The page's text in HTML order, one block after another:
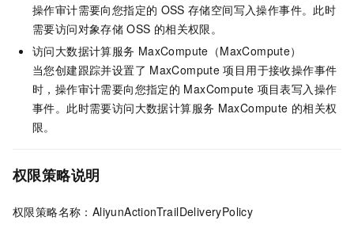
操作审计需要向您指定的 OSS 存储空间写入操作事件。此时
需要访问对象存储 OSS 的相关权限。
访问大数据计算服务 MaxCompute（MaxCompute）
当您创建跟踪并设置了 MaxCompute 项目用于接收操作事件
时，操作审计需要向您指定的 MaxCompute 项目表写入操作
事件。此时需要访问大数据计算服务 MaxCompute 的相关权
限。
权限策略说明
权限策略名称：AliyunActionTrailDeliveryPolicy